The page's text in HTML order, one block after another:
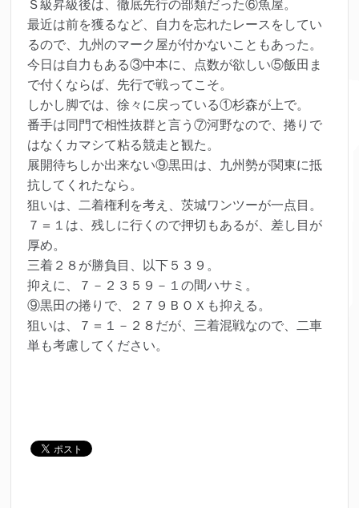
Ｓ級昇級後は、徹底先行の部類だった⑥魚屋。
最近は前を獲るなど、自力を忘れたレースをしてい
るので、九州のマーク屋が付かないこともあった。
今日は自力もある③中本に、点数が欲しい⑤飯田ま
で付くならば、先行で戦ってこそ。
しかし脚では、徐々に戻っている①杉森が上で。
番手は同門で相性抜群と言う⑦河野なので、捲りで
はなくカマシて粘る競走と観た。
展開待ちしか出来ない⑨黒田は、九州勢が関東に抵
抗してくれたなら。
狙いは、二着権利を考え、茨城ワンツーが一点目。
７＝１は、残しに行くので押切もあるが、差し目が
厚め。
三着２８が勝負目、以下５３９。
抑えに、７－２３５９－１の間ハサミ。
⑨黒田の捲りで、２７９ＢＯＸも抑える。
狙いは、７＝１－２８だが、三着混戦なので、二車
単も考慮してください。